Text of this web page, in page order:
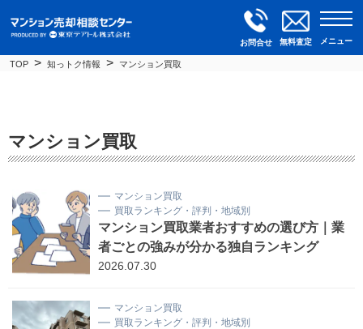
お問合せ 無料査定 メニュー
TOP 知っトク情報 マンション買取
マンション買取
マンション買取
買取ランキング・評判・地域別
マンション買取業者おすすめの選び方｜業
者ごとの強みが分かる独自ランキング
2026.07.30
マンション買取
買取ランキング・評判・地域別